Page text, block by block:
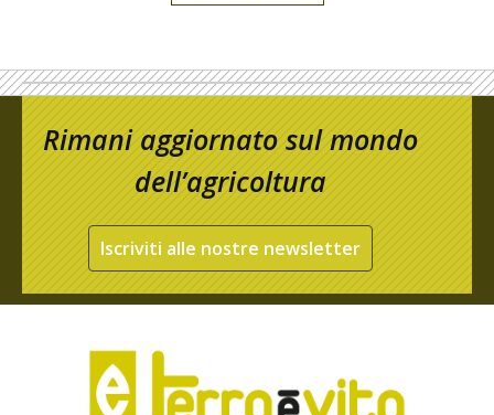
Rimani aggiornato sul mondo
dell’agricoltura
Iscriviti alle nostre newsletter